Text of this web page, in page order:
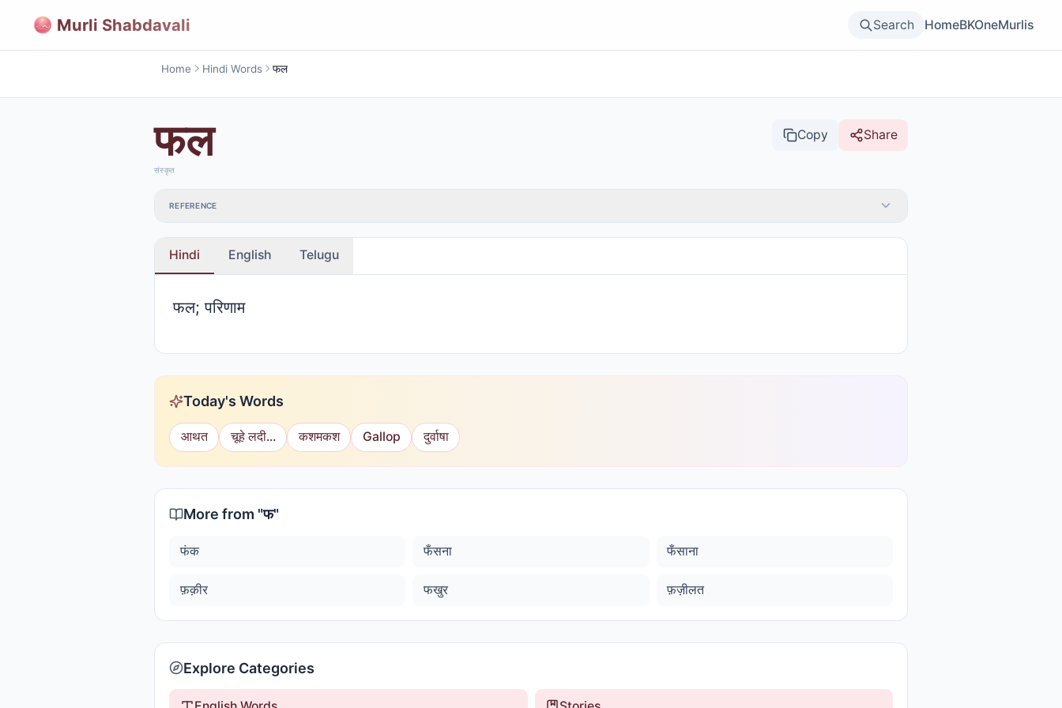
Murli Shabdavali Search HomeBKOneMurlis
Home Hindi Words फल
फल Copy Share
संस्कृत
REFERENCE
Hindi English Telugu
फल; परिणाम
Today's Words
आथत चूहे लदी... कशमकश Gallop दुर्वाषा
More from "फ"
फंक फँसना फँसाना
फ़क़ीर फखुर फ़ज़ीलत
Explore Categories